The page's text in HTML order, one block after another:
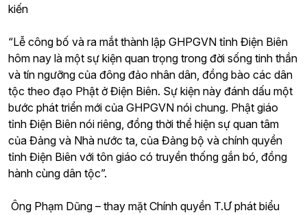
kiến
“Lễ công bố và ra mắt thành lập GHPGVN tỉnh Điện Biên
hôm nay là một sự kiện quan trọng trong đời sống tinh thần
và tín ngưỡng của đông đảo nhân dân, đồng bào các dân
tộc theo đạo Phật ở Điện Biên. Sự kiện này đánh dấu một
bước phát triển mới của GHPGVN nói chung. Phật giáo
tỉnh Điện Biên nói riêng, đồng thời thể hiện sự quan tâm
của Đảng và Nhà nước ta, của Đảng bộ và chính quyền
tỉnh Điện Biên với tôn giáo có truyền thống gắn bó, đồng
hành cùng dân tộc”.
Ông Phạm Dũng – thay mặt Chính quyền T.Ư phát biểu